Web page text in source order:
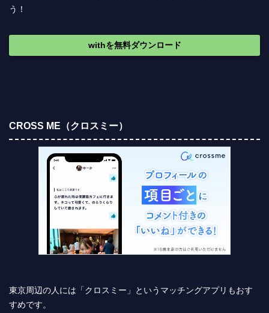
う！
withを無料ダウンロード
CROSS ME（クロスミー）
東京周辺の人には「クロスミー」というマッチングアプリもおす
すめです。